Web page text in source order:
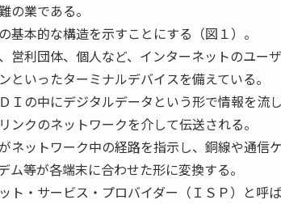
の業である。
基本的な構造を示すことにする（図１）。
営利団体、個人など、インターネットのユー
といったターミナルデバイスを備えている。
Ｉの中にデジタルデータという形で情報を流
ンクのネットワークを介して伝送される。
ネットワーク中の経路を指示し、銅線や通信
ム等が各端末に合わせた形に変換する。
ト・サービス・プロバイダー（ＩＳＰ）と呼